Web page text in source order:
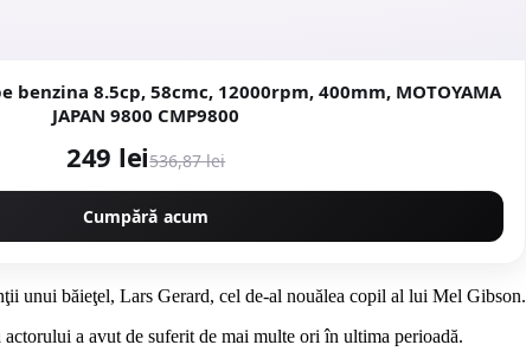
benzina 8.5cp, 58cmc, 12000rpm, 400mm, MOTOYAMA
JAPAN 9800 CMP9800
249 lei536,87 lei
Cumpără acum
unui băieţel, Lars Gerard, cel de-al nouălea copil al lui Mel Gibson.
a avut de suferit de mai multe ori în ultima perioadă.